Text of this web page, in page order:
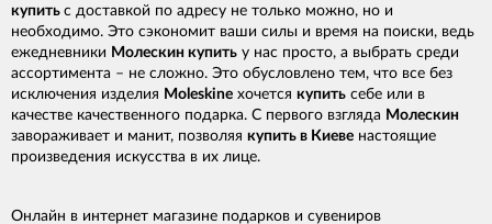
купить с доставкой по адресу не только можно, но и
необходимо. Это сэкономит ваши силы и время на поиски, ведь
ежедневники Молескин купить у нас просто, а выбрать среди
ассортимента – не сложно. Это обусловлено тем, что все без
исключения изделия Moleskine хочется купить себе или в
качестве качественного подарка. С первого взгляда Молескин
завораживает и манит, позволяя купить в Киеве настоящие
произведения искусства в их лице.
Онлайн в интернет магазине подарков и сувениров